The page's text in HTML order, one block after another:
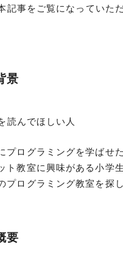
記事をご覧になっていた
景
読んでほしい人
プログラミングを学ばせ
ト教室に興味がある小学
プログラミング教室を探
要